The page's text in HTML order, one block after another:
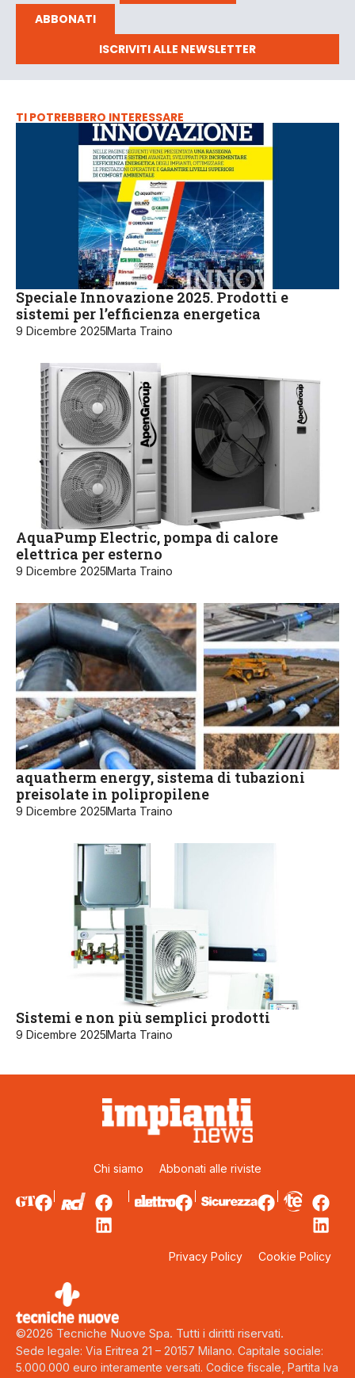
ABBONATI
ISCRIVITI ALLE NEWSLETTER
TI POTREBBERO INTERESSARE
Speciale Innovazione 2025. Prodotti e
sistemi per l’efficienza energetica
9 Dicembre 2025Marta Traino
AquaPump Electric, pompa di calore
elettrica per esterno
9 Dicembre 2025Marta Traino
aquatherm energy, sistema di tubazioni
preisolate in polipropilene
9 Dicembre 2025Marta Traino
Sistemi e non più semplici prodotti
9 Dicembre 2025Marta Traino
Chi siamo Abbonati alle riviste
Privacy Policy Cookie Policy
©2026 Tecniche Nuove Spa. Tutti i diritti riservati.
Sede legale: Via Eritrea 21 – 20157 Milano. Capitale sociale:
5.000.000 euro interamente versati. Codice fiscale, Partita Iva